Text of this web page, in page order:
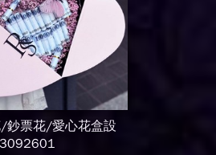
鈔票花/愛心花盒設